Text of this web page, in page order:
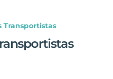
Transportistas